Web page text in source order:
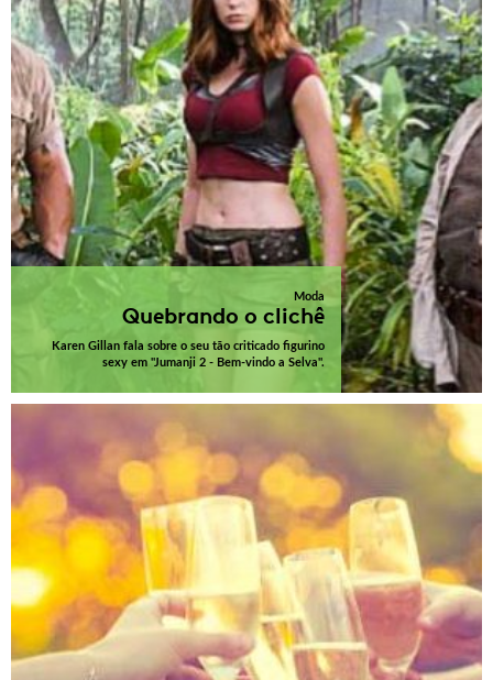
Moda
Quebrando o clichê
Karen Gillan fala sobre o seu tão criticado figurino
sexy em "Jumanji 2 - Bem-vindo a Selva".